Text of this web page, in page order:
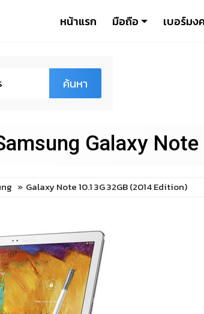
หน้าแรก มือถือ เบอร์มง
ค้นหา
Galaxy
Galaxy Note 10.1 3G 32GB (2014 Edition)